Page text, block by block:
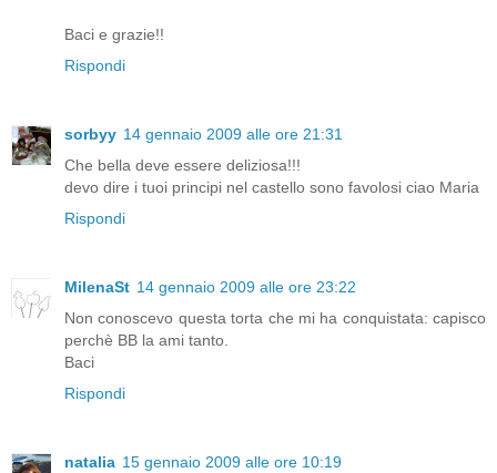
Baci e grazie!!
Rispondi
sorbyy 14 gennaio 2009 alle ore 21:31
Che bella deve essere deliziosa!!!
devo dire i tuoi principi nel castello sono favolosi ciao Maria
Rispondi
MilenaSt 14 gennaio 2009 alle ore 23:22
Non conoscevo questa torta che mi ha conquistata: capisco
perchè BB la ami tanto.
Baci
Rispondi
natalia 15 gennaio 2009 alle ore 10:19